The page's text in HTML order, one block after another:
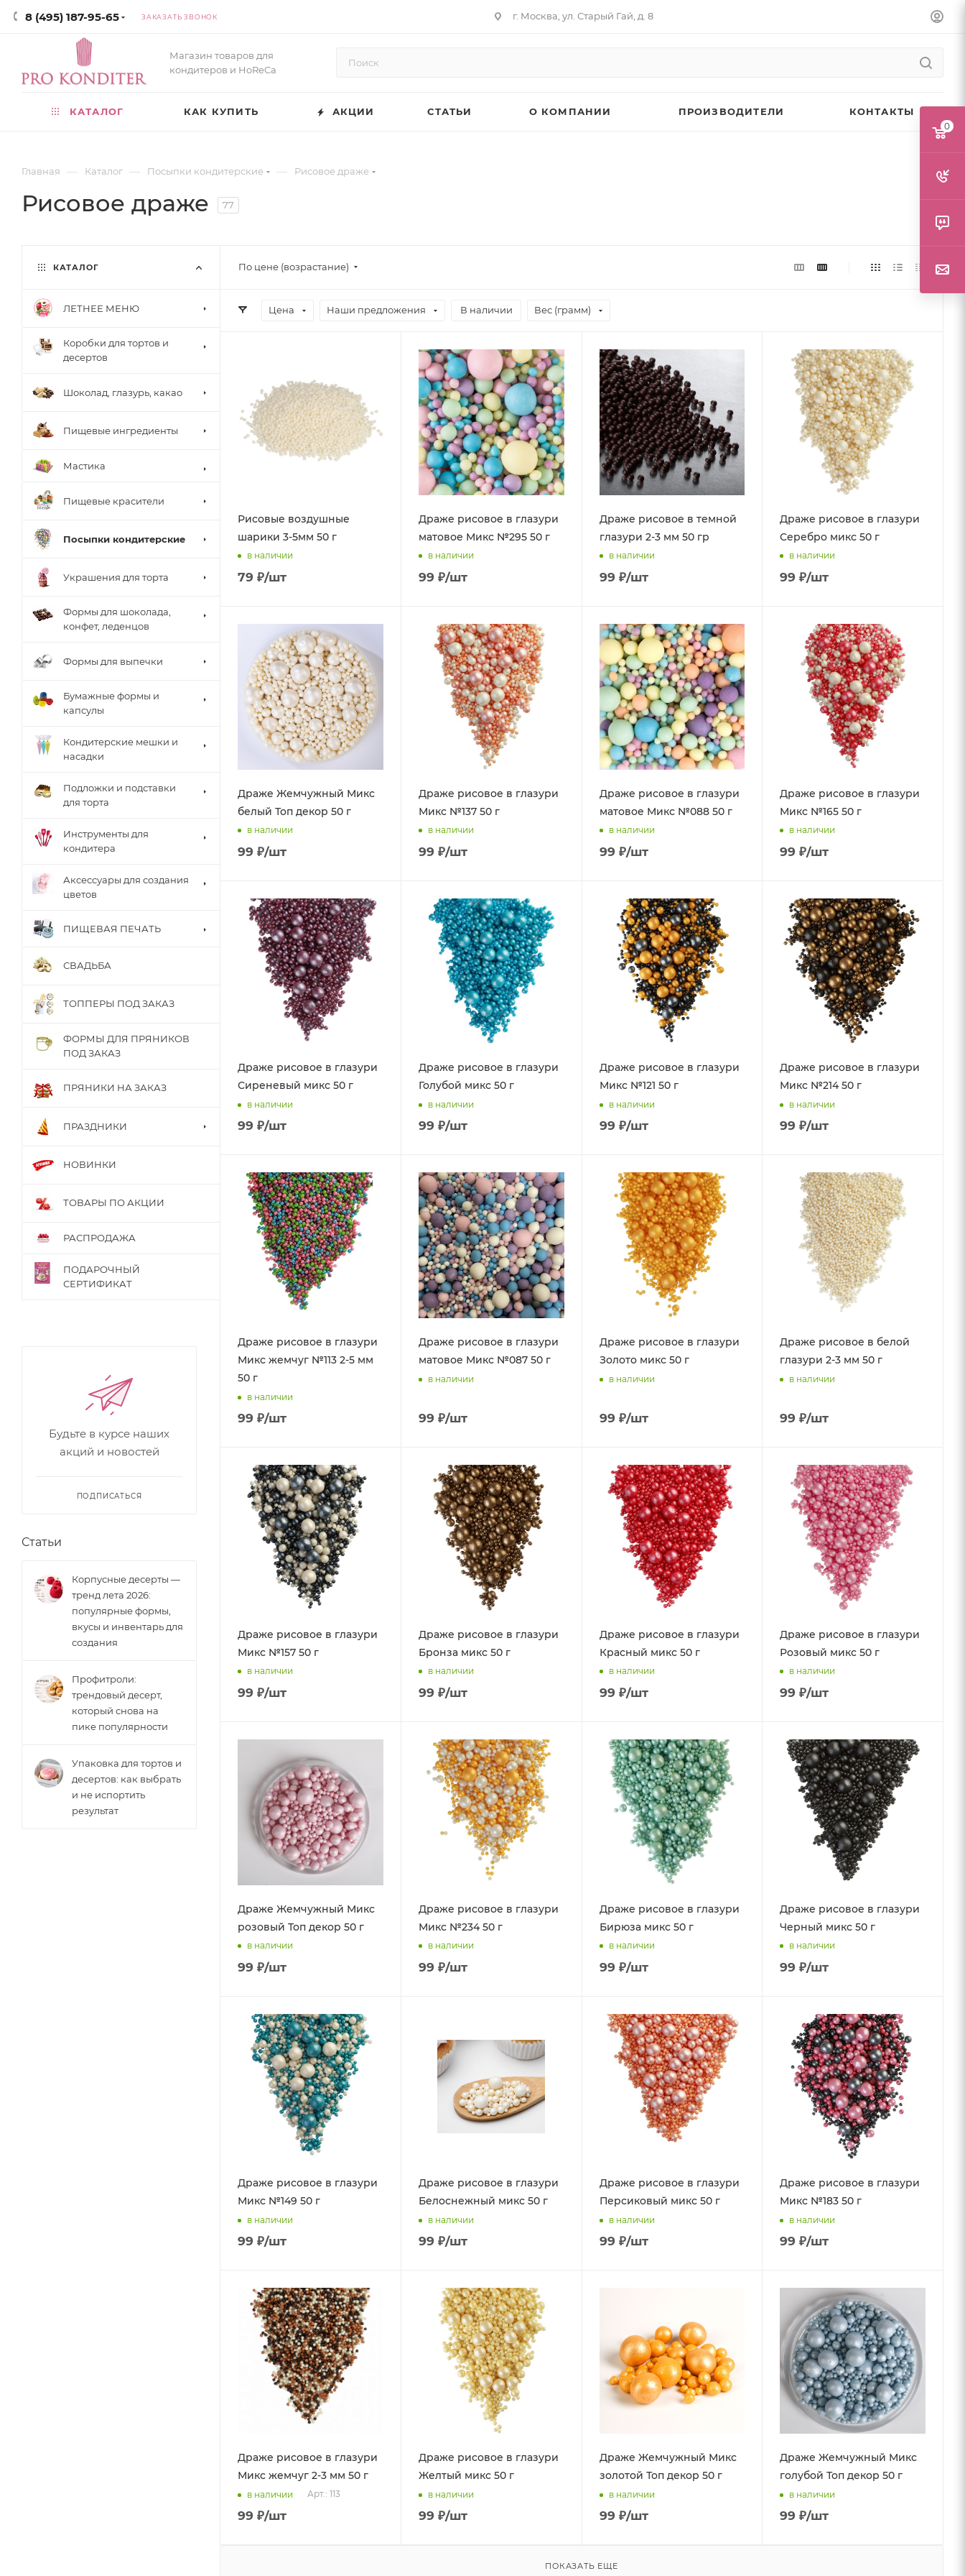
8 (495) 187-95-65 ЗАКАЗАТЬ ЗВОНОК г. Москва, ул. Старый Гай, д. 8
Магазин товаров для
кондитеров и HoReCa
КАТАЛОГ КАК КУПИТЬ АКЦИИ СТАТЬИ О КОМПАНИИ ПРОИЗВОДИТЕЛИ КОНТАКТЫ
Главная — Каталог — Посыпки кондитерские — Рисовое драже
Рисовое драже 77
По цене (возрастание)
Цена Наши предложения В наличии Вес (грамм)
Рисовые воздушные
шарики 3-5мм 50 г
в наличии
79 ₽/шт
Драже рисовое в глазури
матовое Микс №295 50 г
в наличии
99 ₽/шт
Драже рисовое в темной
глазури 2-3 мм 50 гр
в наличии
99 ₽/шт
Драже рисовое в глазури
Серебро микс 50 г
в наличии
99 ₽/шт
Драже Жемчужный Микс
белый Топ декор 50 г
в наличии
99 ₽/шт
Драже рисовое в глазури
Микс №137 50 г
в наличии
99 ₽/шт
Драже рисовое в глазури
матовое Микс №088 50 г
в наличии
99 ₽/шт
Драже рисовое в глазури
Микс №165 50 г
в наличии
99 ₽/шт
Драже рисовое в глазури
Сиреневый микс 50 г
в наличии
99 ₽/шт
Драже рисовое в глазури
Голубой микс 50 г
в наличии
99 ₽/шт
Драже рисовое в глазури
Микс №121 50 г
в наличии
99 ₽/шт
Драже рисовое в глазури
Микс №214 50 г
в наличии
99 ₽/шт
Драже рисовое в глазури
Микс жемчуг №113 2-5 мм
50 г
в наличии
99 ₽/шт
Драже рисовое в глазури
матовое Микс №087 50 г
в наличии
99 ₽/шт
Драже рисовое в глазури
Золото микс 50 г
в наличии
99 ₽/шт
Драже рисовое в белой
глазури 2-3 мм 50 г
в наличии
99 ₽/шт
Драже рисовое в глазури
Микс №157 50 г
в наличии
99 ₽/шт
Драже рисовое в глазури
Бронза микс 50 г
в наличии
99 ₽/шт
Драже рисовое в глазури
Красный микс 50 г
в наличии
99 ₽/шт
Драже рисовое в глазури
Розовый микс 50 г
в наличии
99 ₽/шт
Драже Жемчужный Микс
розовый Топ декор 50 г
в наличии
99 ₽/шт
Драже рисовое в глазури
Микс №234 50 г
в наличии
99 ₽/шт
Драже рисовое в глазури
Бирюза микс 50 г
в наличии
99 ₽/шт
Драже рисовое в глазури
Черный микс 50 г
в наличии
99 ₽/шт
Драже рисовое в глазури
Микс №149 50 г
в наличии
99 ₽/шт
Драже рисовое в глазури
Белоснежный микс 50 г
в наличии
99 ₽/шт
Драже рисовое в глазури
Персиковый микс 50 г
в наличии
99 ₽/шт
Драже рисовое в глазури
Микс №183 50 г
в наличии
99 ₽/шт
Драже рисовое в глазури
Микс жемчуг 2-3 мм 50 г
в наличии Арт.: 113
99 ₽/шт
Драже рисовое в глазури
Желтый микс 50 г
в наличии
99 ₽/шт
Драже Жемчужный Микс
золотой Топ декор 50 г
в наличии
99 ₽/шт
Драже Жемчужный Микс
голубой Топ декор 50 г
в наличии
99 ₽/шт
ПОКАЗАТЬ ЕЩЕ
КАТАЛОГ
ЛЕТНЕЕ МЕНЮ
Коробки для тортов и
десертов
Шоколад, глазурь, какао
Пищевые ингредиенты
Мастика
Пищевые красители
Посыпки кондитерские
Украшения для торта
Формы для шоколада,
конфет, леденцов
Формы для выпечки
Бумажные формы и
капсулы
Кондитерские мешки и
насадки
Подложки и подставки
для торта
Инструменты для
кондитера
Аксессуары для создания
цветов
ПИЩЕВАЯ ПЕЧАТЬ
СВАДЬБА
ТОППЕРЫ ПОД ЗАКАЗ
ФОРМЫ ДЛЯ ПРЯНИКОВ
ПОД ЗАКАЗ
ПРЯНИКИ НА ЗАКАЗ
ПРАЗДНИКИ
НОВИНКИ
ТОВАРЫ ПО АКЦИИ
РАСПРОДАЖА
ПОДАРОЧНЫЙ
СЕРТИФИКАТ
Будьте в курсе наших
акций и новостей
ПОДПИСАТЬСЯ
Статьи
Корпусные десерты —
тренд лета 2026:
популярные формы,
вкусы и инвентарь для
создания
Профитроли:
трендовый десерт,
который снова на
пике популярности
Упаковка для тортов и
десертов: как выбрать
и не испортить
результат
0